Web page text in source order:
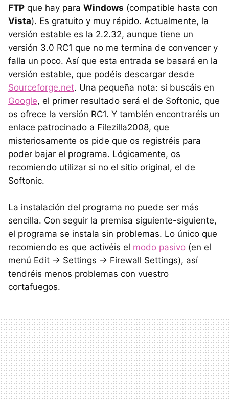
FTP que hay para Windows (compatible hasta con
Vista). Es gratuito y muy rápido. Actualmente, la
versión estable es la 2.2.32, aunque tiene un
versión 3.0 RC1 que no me termina de convencer y
falla un poco. Así que esta entrada se basará en la
versión estable, que podéis descargar desde
Sourceforge.net. Una pequeña nota: si buscáis en
Google, el primer resultado será el de Softonic, que
os ofrece la versión RC1. Y también encontraréis un
enlace patrocinado a Filezilla2008, que
misteriosamente os pide que os registréis para
poder bajar el programa. Lógicamente, os
recomiendo utilizar si no el sitio original, el de
Softonic.
La instalación del programa no puede ser más
sencilla. Con seguir la premisa siguiente-siguiente,
el programa se instala sin problemas. Lo único que
recomiendo es que activéis el modo pasivo (en el
menú Edit -> Settings -> Firewall Settings), así
tendréis menos problemas con vuestro
cortafuegos.